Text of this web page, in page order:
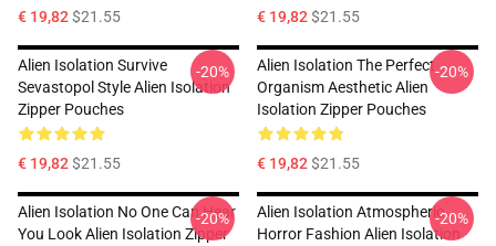
€ 19,82$21.55 € 19,82$21.55
Alien Isolation Survive
Sevastopol Style Alien Isolation
Zipper Pouches
€ 19,82$21.55
-20%
Alien Isolation The Perfect
Organism Aesthetic Alien
Isolation Zipper Pouches
€ 19,82$21.55
-20%
Alien Isolation No One Can Hear
You Look Alien Isolation Zipper
-20%
Alien Isolation Atmospheric
Horror Fashion Alien Isolation
-20%